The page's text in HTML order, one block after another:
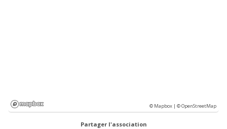
© Mapbox |© OpenStreetMap
Partager l'association